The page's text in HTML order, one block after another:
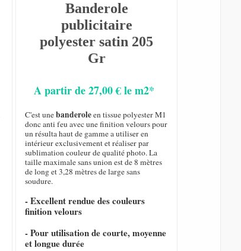
Banderole
publicitaire
polyester satin 205
Gr
A partir de 27,00 € le m2*
C'est unebanderoleen tissue polyester M1
donc anti feu avec une finition velours pour
un résulta haut de gamme a utiliser en
intérieur exclusivement et réaliser par
sublimation couleur de qualité photo. La
taille maximale sans union est de 8 mètres
de long et 3,28 mètres de large sans
soudure.
- Excellent rendue des couleurs
finition velours
- Pour utilisation de courte, moyenne
et longue durée